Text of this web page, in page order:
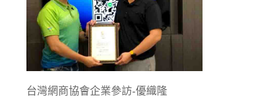
台灣網商協會企業參訪-優織隆